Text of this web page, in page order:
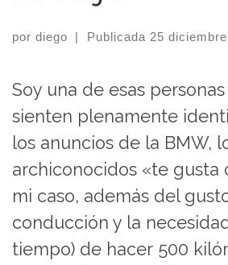
por diego | Publicada 25
Soy una de esas
sienten plenamente
los anuncios de la BMW,
archiconocidos «te gusta
mi caso, además del
conducción y la
tiempo) de hacer 500